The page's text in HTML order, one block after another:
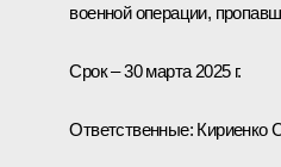
военной операции,
Срок – 30 марта 2025 г.
Ответственные: Кириенко